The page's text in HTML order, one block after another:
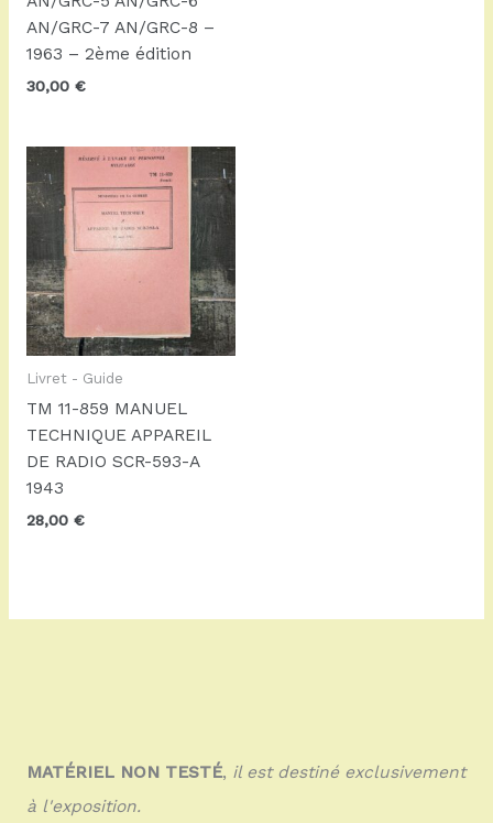
AN/GRC-7 AN/GRC-8 –
1963 – 2ème édition
30,00 €
Livret - Guide
TM 11-859 MANUEL
TECHNIQUE APPAREIL
DE RADIO SCR-593-A
1943
28,00 €
MATÉRIEL NON TESTÉ, il est destiné exclusivement
à l'exposition.